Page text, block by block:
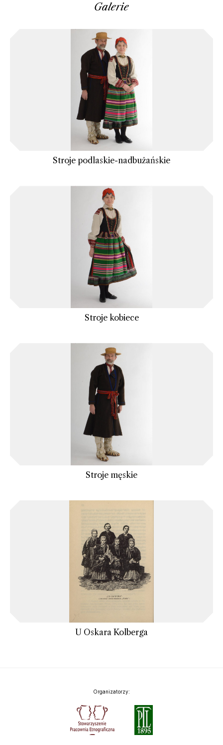
Galerie
Stroje podlaskie-nadbużańskie
Stroje kobiece
Stroje męskie
U Oskara Kolberga
Organizatorzy: